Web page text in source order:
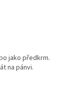
jako předkrm.
na pánvi.